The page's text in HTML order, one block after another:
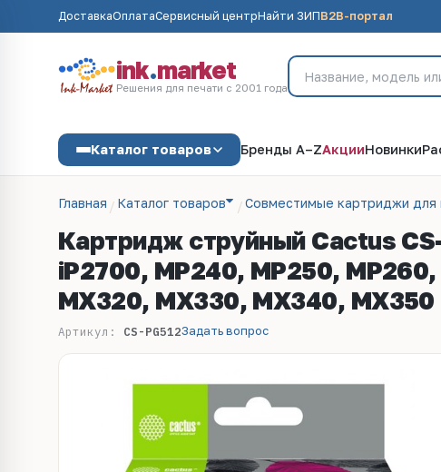
ДоставкаОплатаСервисный центрНайти ЗИПB2B-портал
ink.market
Решения для печати с 2001 года
Каталог товаров Бренды A–ZАкцииНовинки
Главная Каталог товаров Совместимые картриджи для
Картридж струйный Cactus
iP2700, MP240, MP250,
MX320, MX330, MX340, MX350
Артикул: CS-PG512Задать вопрос